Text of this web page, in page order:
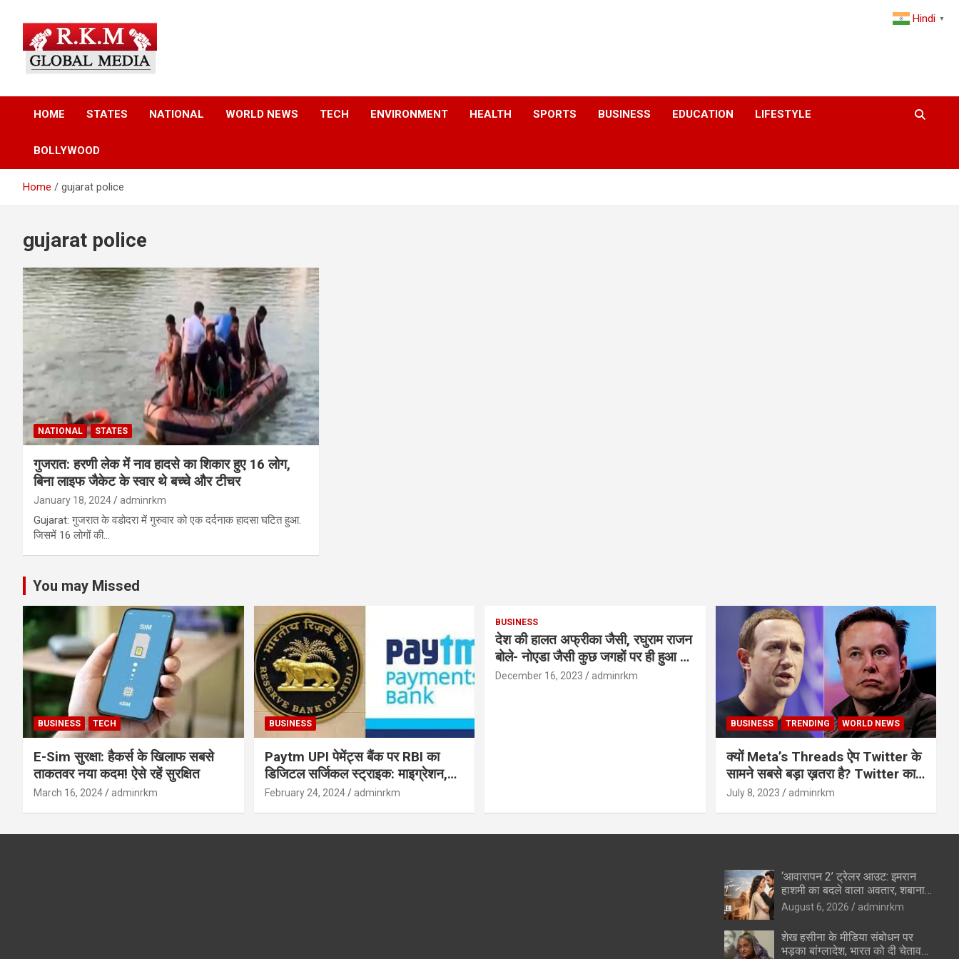
content
Latest Hindi News &
Global Media
and the World
HOME
STATES NATIONAL WORLD NEWS TECH ENVIRONMENT HEALTH SPORTS BUSINESS EDUCATION LIFESTYLE
BOLLYWOOD
Home gujarat police
gujarat police
NATIONAL STATES
गुजरात: हरणी लेक में नाव हादसे का शिकार हुए 16 लोग,
बिना लाइफ जैकेट के स्वार थे बच्चे और टीचर
January 18, 2024 adminrkm
Gujarat: गुजरात के वडोदरा में गुरुवार को एक दर्दनाक हादसा घटित हुआ.
जिसमें 16 लोगों की…
You may Missed
BUSINESS TECH
E-Sim सुरक्षा: हैकर्स के खिलाफ सबसे
ताकतवर नया कदम! ऐसे रहें सुरक्षित
March 16, 2024 adminrkm
BUSINESS
Paytm UPI पेमेंट्स बैंक पर RBI का
डिजिटल सर्जिकल स्ट्राइक: माइग्रेशन,
सुरक्षा और उपयोगकर्ताओं के लिए सलाह!
February 24, 2024 adminrkm
BUSINESS
देश की हालत अफ्रीका जैसी, रघुराम राजन
बोले- नोएडा जैसी कुछ जगहों पर ही हुआ है
विकास : रघुराम राजन
December 16, 2023 adminrkm
BUSINESS TRENDING WORLD NEWS
क्यों Meta’s Threads ऐप Twitter के
सामने सबसे बड़ा ख़तरा है? Twitter का
अंत?
July 8, 2023 adminrkm
‘आवारापन 2’ ट्रेलर आउट: इमरान
हाशमी का बदले वाला अवतार, शबाना
आजमी के विलेन रोल ने उड़ाए होश
August 6, 2026 adminrkm
शेख हसीना के मीडिया संबोधन पर
भड़का बांग्लादेश, भारत को दी चेतावनी
Hindi ▼